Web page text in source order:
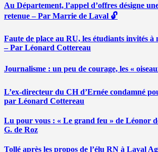
Au Département, l’appel d’offres désigne
retenue – Par Marrie de Laval 🔓
Faute de place au RU, les étudiants invités à
– Par Léonard Cottereau
Journalisme : un peu de courage, les «
L’ex-directeur du CH d’Ernée condamné
par Léonard Cottereau
Lu pour vous : « Le grand feu » de Léonor
G. de Roz
Tollé après les propos de l’élu RN à Laval